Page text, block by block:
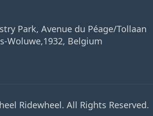
Park, Avenue du Péage/Tollaan
Woluwe,1932, Belgium
Ridewheel. All Rights Reserved.